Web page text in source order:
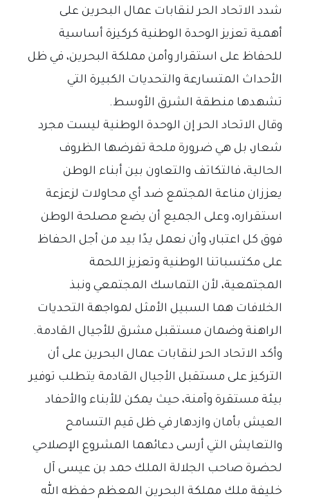
شدد الاتحاد الحر لنقابات عمال البحرين على
أهمية تعزيز الوحدة الوطنية كركيزة أساسية
للحفاظ على استقرار وأمن مملكة البحرين، في ظل
الأحداث المتسارعة والتحديات الكبيرة التي
تشهدها منطقة الشرق الأوسط.
وقال الاتحاد الحر إن الوحدة الوطنية ليست مجرد
شعار، بل هي ضرورة ملحة تفرضها الظروف
الحالية، فالتكاتف والتعاون بين أبناء الوطن
يعززان مناعة المجتمع ضد أي محاولات لزعزعة
استقراره، وعلى الجميع أن يضع مصلحة الوطن
فوق كل اعتبار، وأن نعمل يدًا بيد من أجل الحفاظ
على مكتسباتنا الوطنية وتعزيز اللحمة
المجتمعية، لأن التماسك المجتمعي ونبذ
الخلافات هما السبيل الأمثل لمواجهة التحديات
الراهنة وضمان مستقبل مشرق للأجيال القادمة.
وأكد الاتحاد الحر لنقابات عمال البحرين على أن
التركيز على مستقبل الأجيال القادمة يتطلب توفير
بيئة مستقرة وآمنة، حيث يمكن للأبناء والأحفاد
العيش بأمان وازدهار في ظل قيم التسامح
والتعايش التي أرسى دعائهما المشروع الإصلاحي
لحضرة صاحب الجلالة الملك حمد بن عيسى آل
خليفة ملك مملكة البحرين المعظم حفظه الله